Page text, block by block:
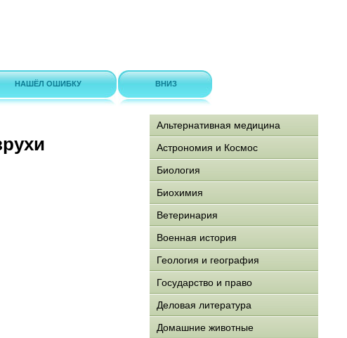
НАШЁЛ ОШИБКУ ВНИЗ
Альтернативная медицина
Астрономия и Космос
Биология
Биохимия
Ветеринария
Военная история
Геология и география
Государство и право
Деловая литература
Домашние животные